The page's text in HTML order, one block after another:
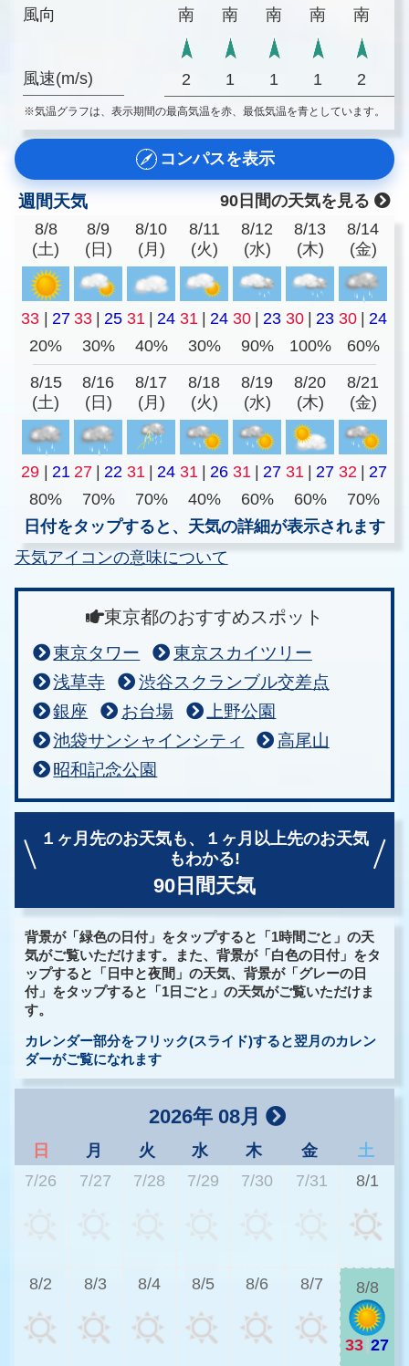
風向
風速(m/s)
南
南 南 南 南
2 1 1 1 2
※気温グラフは、表示期間の最高気温を赤、最低気温を青としています。
コンパスを表示
週間天気
90日間の天気を見る
8/8
(土)
8/9
(日)
8/10
(月)
8/11
(火)
8/12
(水)
8/13
(木)
8/14
(金)
33 | 27 33 | 25 31 | 24 31 | 24 30 | 23 30 | 23 30 | 24
20%
30% 40% 30% 90% 100% 60%
8/15
(土)
8/16
(日)
8/17
(月)
8/18
(火)
8/19
(水)
8/20
(木)
8/21
(金)
29 21 27 22 31 24 31 26 31 27 31 27 32
27
80%
70% 70% 40% 60% 60%
70%
日付をタップすると、天気の詳細が表示されます
天気アイコンの意味について
東京都のおすすめスポット
東京タワー
東京スカイツリー
浅草寺
渋谷スクランブル交差点
銀座
お台場
上野公園
池袋サンシャインシティ
高尾山
昭和記念公園
１ヶ月先のお天気も、
１ヶ月以上先のお天気
もわかる!
90日間天気
背景が「緑色の日付」をタップすると「1時間ごと」の天
気がご覧いただけます。また、背景が「白色の日付」をタ
ップすると「日中と夜間」の天気、背景が「グレーの日
付」をタップすると「1日ごと」の天気がご覧いただけま
す。
カレンダー部分をフリック(スライド)すると翌月のカレン
ダーがご覧になれます
2026年 08月
日 月 火 水 木 金
土
7/26
7/27 7/28 7/29 7/30 7/31 8/1
8/2 8/3 8/4 8/5 8/6 8/7 8/8
33 27